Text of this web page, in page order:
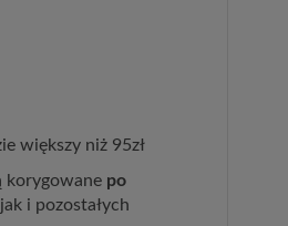
większy niż 95zł
korygowane po
i pozostałych